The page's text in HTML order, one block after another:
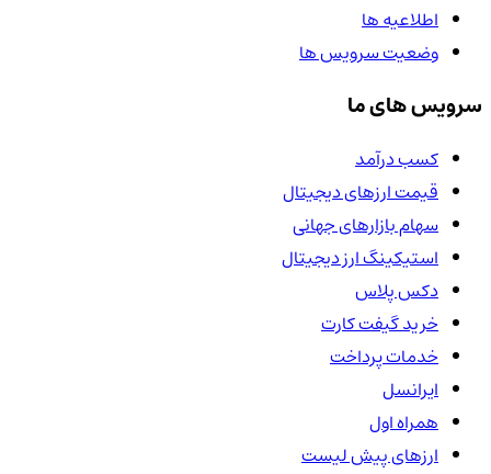
اطلاعیه ها
وضعیت سرویس ها
سرویس های ما
کسب درآمد
قیمت ارزهای دیجیتال
سهام بازارهای جهانی
استیکینگ ارز دیجیتال
دکس پلاس
خرید گیفت کارت
خدمات پرداخت
ایرانسل
همراه اول
ارزهای پیش لیست